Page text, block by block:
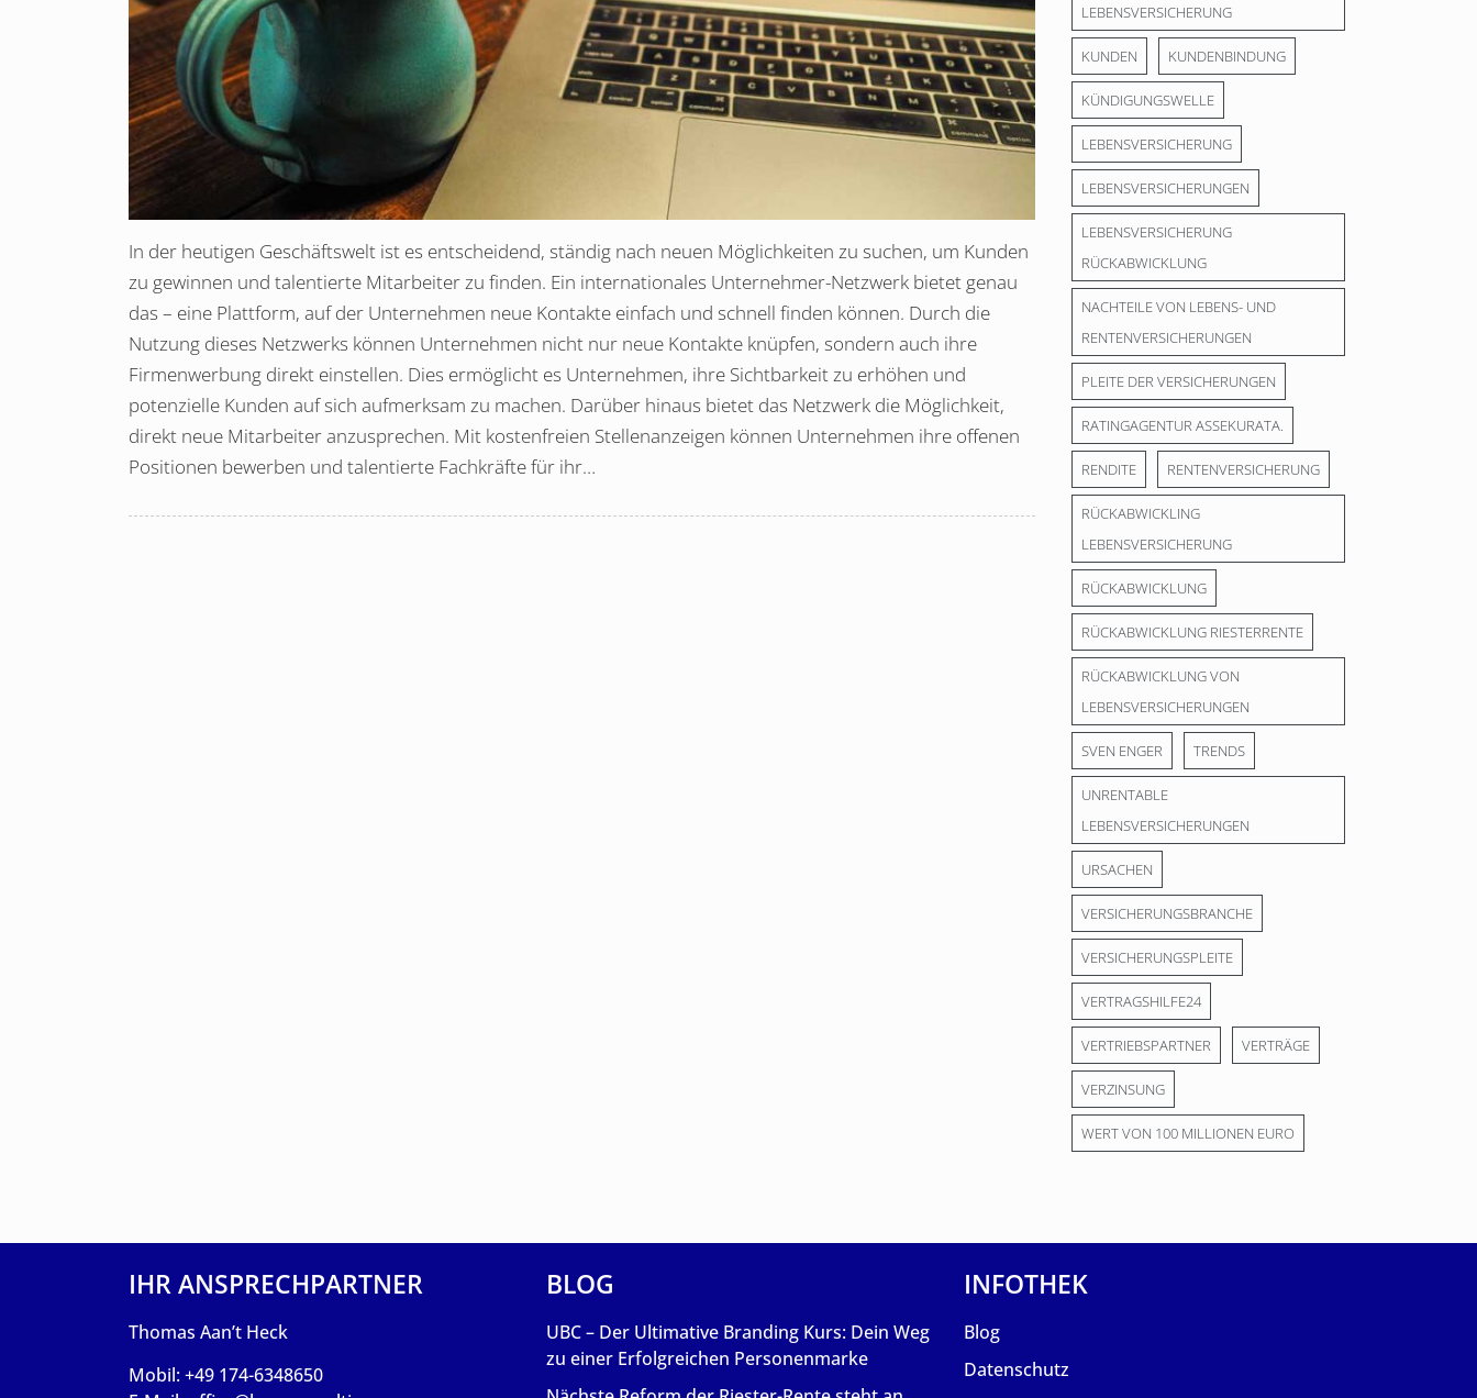
In der heutigen Geschäftswelt ist es entscheidend, ständig nach neuen Möglichkeiten zu suchen, um Kunden
zu gewinnen und talentierte Mitarbeiter zu finden. Ein internationales Unternehmer-Netzwerk bietet genau
das – eine Plattform, auf der Unternehmen neue Kontakte einfach und schnell finden können. Durch die
Nutzung dieses Netzwerks können Unternehmen nicht nur neue Kontakte knüpfen, sondern auch ihre
Firmenwerbung direkt einstellen. Dies ermöglicht es Unternehmen, ihre Sichtbarkeit zu erhöhen und
potenzielle Kunden auf sich aufmerksam zu machen. Darüber hinaus bietet das Netzwerk die Möglichkeit,
direkt neue Mitarbeiter anzusprechen. Mit kostenfreien Stellenanzeigen können Unternehmen ihre offenen
Positionen bewerben und talentierte Fachkräfte für ihr…
LEBENSVERSICHERUNG
KUNDEN KUNDENBINDUNG
KÜNDIGUNGSWELLE
LEBENSVERSICHERUNG
LEBENSVERSICHERUNGEN
LEBENSVERSICHERUNG
RÜCKABWICKLUNG
NACHTEILE VON LEBENS- UND
RENTENVERSICHERUNGEN
PLEITE DER VERSICHERUNGEN
RATINGAGENTUR ASSEKURATA.
RENDITE RENTENVERSICHERUNG
RÜCKABWICKLING
LEBENSVERSICHERUNG
RÜCKABWICKLUNG
RÜCKABWICKLUNG RIESTERRENTE
RÜCKABWICKLUNG VON
LEBENSVERSICHERUNGEN
SVEN ENGER TRENDS
UNRENTABLE
LEBENSVERSICHERUNGEN
URSACHEN
VERSICHERUNGSBRANCHE
VERSICHERUNGSPLEITE
VERTRAGSHILFE24
VERTRIEBSPARTNER VERTRÄGE
VERZINSUNG
WERT VON 100 MILLIONEN EURO
IHR ANSPRECHPARTNER
Thomas Aan’t Heck
Mobil: +49 174-6348650
BLOG
UBC – Der Ultimative Branding Kurs: Dein Weg
zu einer Erfolgreichen Personenmarke
INFOTHEK
Blog
Datenschutz